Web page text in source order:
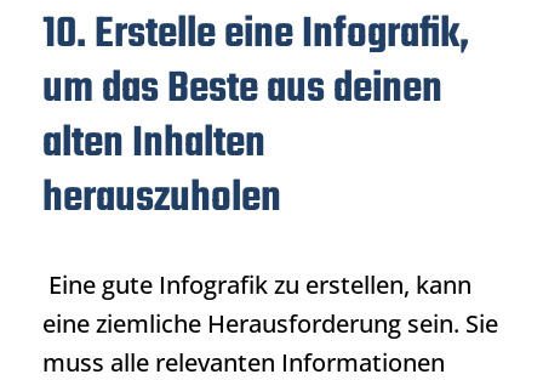
10. Erstelle eine Infografik,
um das Beste aus deinen
alten Inhalten
herauszuholen
Eine gute Infografik zu erstellen, kann
eine ziemliche Herausforderung sein. Sie
muss alle relevanten Informationen